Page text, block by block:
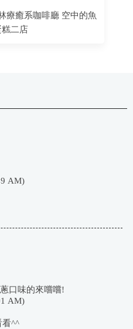
療癒系咖啡廳 空中的魚
二店
AM)
口味的來嚐嚐!
AM)
看^^